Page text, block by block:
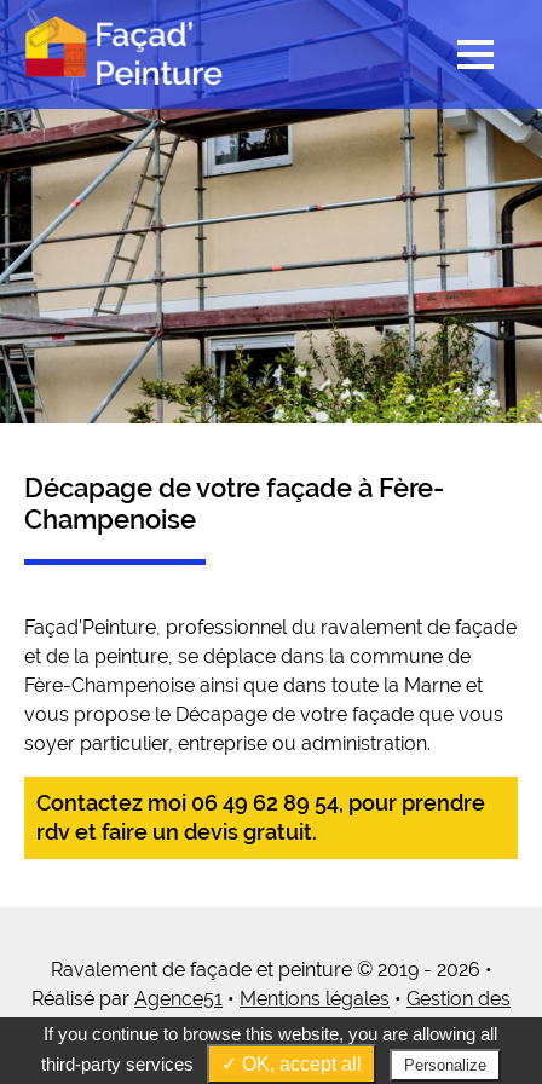
Décapage de votre façade à Fère-
Champenoise
Façad'Peinture, professionnel du ravalement de façade
et de la peinture, se déplace dans la commune de
Fère-Champenoise ainsi que dans toute la Marne et
vous propose le Décapage de votre façade que vous
soyer particulier, entreprise ou administration.
Contactez moi 06 49 62 89 54, pour prendre
rdv et faire un devis gratuit.
Ravalement de façade et peinture © 2019 - 2026 •
Réalisé par Agence51 • Mentions légales • Gestion des
cookies•Tous mes services
If you continue to browse this website, you are allowing all
third-party services
✓ OK, accept all Personalize